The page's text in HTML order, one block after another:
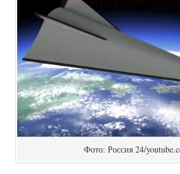
Фото: Россия 24/